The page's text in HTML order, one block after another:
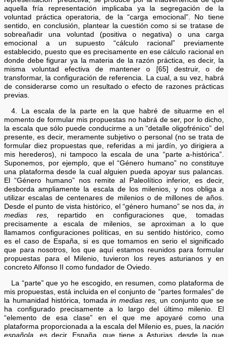
aquella fría representación implicaba ya la segregación de la
voluntad práctica operatoria, de la “carga emocional”. No tiene
sentido, en conclusión, plantear la cuestión como si se tratase de
sobreañadir una voluntad (positiva o negativa) o una carga
emocional a un supuesto “cálculo racional” previamente
establecido, puesto que es precisamente en ese cálculo racional en
donde debe figurar ya la materia de la razón práctica, es decir, la
misma voluntad efectiva de mantener o [65] destruir, o de
transformar, la configuración de referencia. La cual, a su vez, habrá
de considerarse como un resultado o efecto de razones prácticas
previas.
4. La escala de la parte en la que habré de situarme en el
momento de formular mis propuestas no habrá de ser, por lo dicho,
la escala que sólo puede conducirme a un “detalle oligofrénico” del
presente, es decir, meramente subjetivo o personal (no se trata de
formular diez propuestas que, referidas a mi jardín, yo dirigiera a
mis herederos), ni tampoco la escala de una “parte a-histórica”.
Suponemos, por ejemplo, que el “Género humano” no constituye
una plataforma desde la cual alguien pueda apoyar sus palancas.
El “Género humano” nos remite al Paleolítico inferior, es decir,
desborda ampliamente la escala de los milenios, y nos obliga a
utilizar escalas de centenares de milenios o de millones de años.
Desde el punto de vista histórico, el “género humano” se nos da, in
medias res, repartido en configuraciones que, tomadas
precisamente a escala de milenios, se aproximan a lo que
llamamos configuraciones políticas, en su sentido histórico, como
es el caso de España, si es que tomamos en serio el significado
que para nosotros, los que aquí estamos reunidos para formular
propuestas para el Milenio, tuvieron los reyes asturianos y en
concreto Alfonso II como fundador de Oviedo.
La “parte” que yo he escogido, en resumen, como plataforma de
mis propuestas, está incluida en el conjunto de “partes formales” de
la humanidad histórica, tomadain medias res, un conjunto que se
ha configurado precisamente a lo largo del último milenio. El
“elemento de esa clase” en el que me apoyaré como una
plataforma proporcionada a la escala del Milenio es, pues, la nación
española,
es decir, España, que tiene a Asturias, desde la que